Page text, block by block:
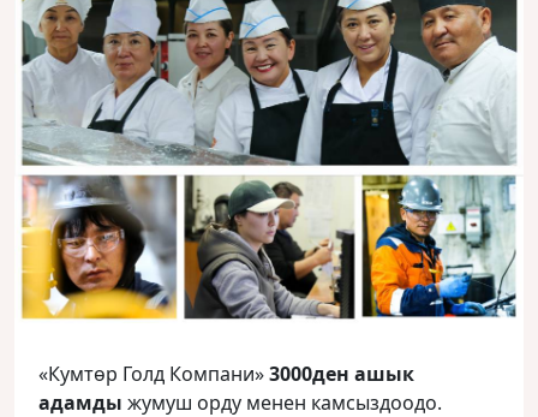
«Кумтөр Голд Компани»3000ден ашык
адамды жумуш орду менен камсыздоодо.